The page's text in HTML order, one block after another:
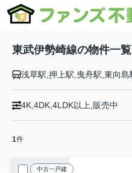
東武伊勢崎線の物件一覧
4K,4DK,4LDK以上,販売中
1件
中古一戸建